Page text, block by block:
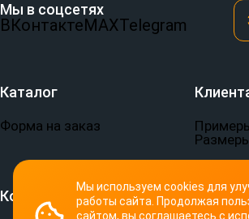
Мы используем cookies для
работы сайта. Продолжая
сайтом, вы соглашаетесь с
Мы в соцсетях
ВКонтактеMAXTelegram
Каталог
Форма на заказ
Компания